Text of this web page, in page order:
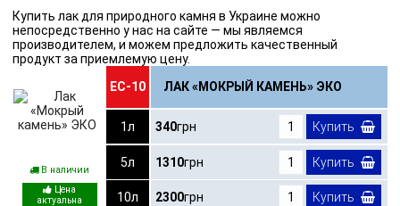
Купить лак для природного камня в Украине можно
непосредственно у нас на сайте — мы являемся
производителем, и можем предложить качественный
продукт за приемлемую цену.
В наличии
ЕС-10 ЛАК «МОКРЫЙ КАМЕНЬ» ЭКО
1л 340грн Купить
5л 1310грн Купить
10л 2300грн Купить